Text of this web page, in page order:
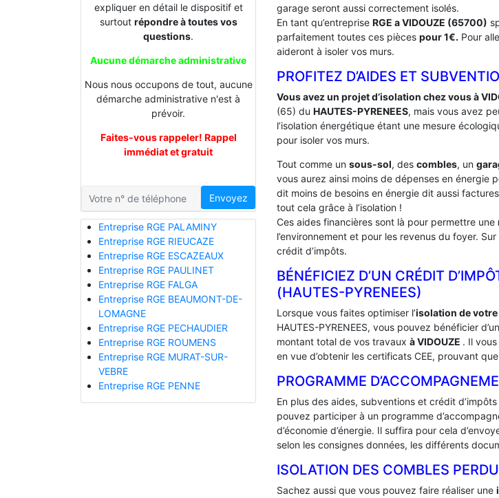
expliquer en détail le dispositif et
surtout répondre à toutes vos
questions.
Aucune démarche administrative
Nous nous occupons de tout, aucune
démarche administrative n'est à
prévoir.
Faites-vous rappeler! Rappel
immédiat et gratuit
Envoyez
Entreprise RGE PALAMINY
Entreprise RGE RIEUCAZE
Entreprise RGE ESCAZEAUX
Entreprise RGE PAULINET
Entreprise RGE FALGA
Entreprise RGE BEAUMONT-DE-
LOMAGNE
Entreprise RGE PECHAUDIER
Entreprise RGE ROUMENS
Entreprise RGE MURAT-SUR-
VEBRE
Entreprise RGE PENNE
garage seront aussi correctement isolés.
En tant qu’entreprise RGE a VIDOUZE (65700)
parfaitement toutes ces pièces pour 1€. Pour
aideront à isoler vos murs.
PROFITEZ D’AIDES ET
Vous avez un projet d’isolation chez vous à
(65) du HAUTES-PYRENEES, mais vous avez
l’isolation énergétique étant une mesure
pour isoler vos murs.
Tout comme un sous-sol, des combles, un
vous aurez ainsi moins de dépenses en énergie
dit moins de besoins en énergie dit aussi
tout cela grâce à l’isolation !
Ces aides financières sont là pour permettre une
l’environnement et pour les revenus du foyer.
crédit d’impôts.
BÉNÉFICIEZ D’UN CRÉDIT
(HAUTES-PYRENEES)
Lorsque vous faites optimiser l’isolation de votre
HAUTES-PYRENEES, vous pouvez bénéficier
montant total de vos travaux à VIDOUZE . Il
en vue d’obtenir les certificats CEE, prouvant
PROGRAMME
En plus des aides, subventions et crédit
pouvez participer à un programme
d’économie d’énergie. Il suffira pour cela
selon les consignes données, les différents
ISOLATION DES COMBLES
Sachez aussi que vous pouvez faire réaliser une